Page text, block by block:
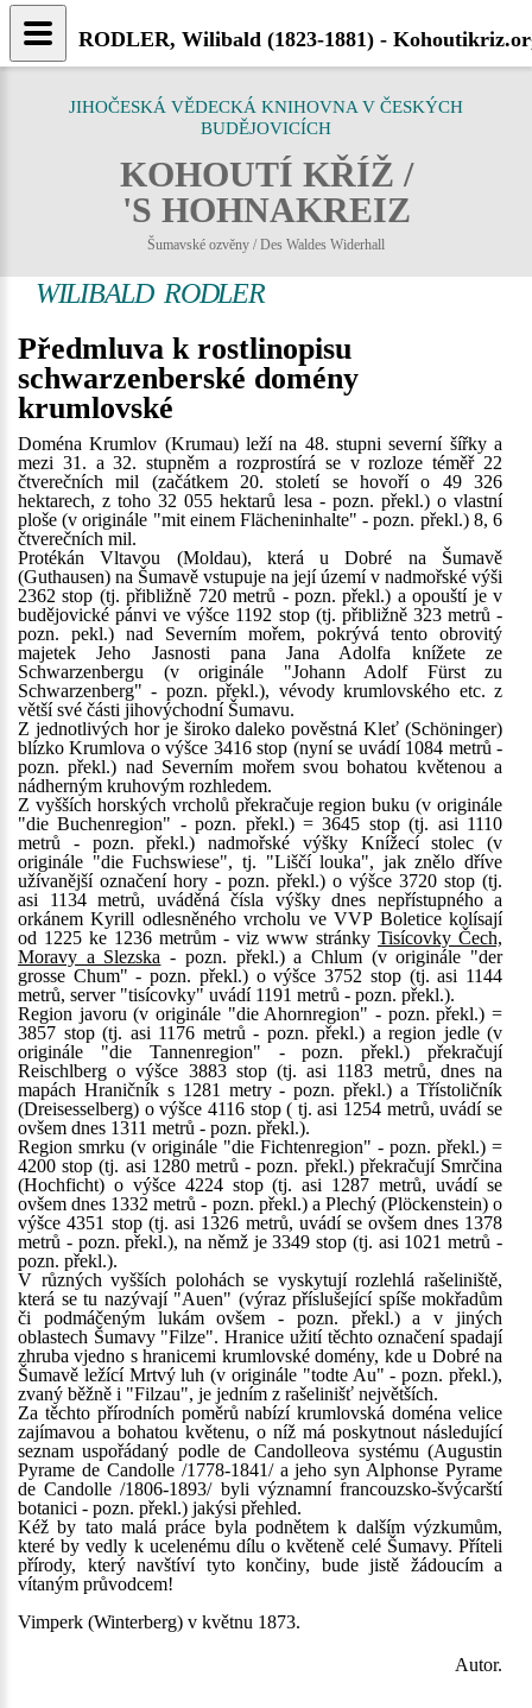
JIHOČESKÁ VĚDECKÁ KNIHOVNA V ČESKÝCH
BUDĚJOVICÍCH
KOHOUTÍ KŘÍŽ /
'S HOHNAKREIZ
Šumavské ozvěny / Des Waldes Widerhall
WILIBALD RODLER
Předmluva k rostlinopisu
schwarzenberské domény
krumlovské
Doména Krumlov (Krumau) leží na 48. stupni severní šířky a
mezi 31. a 32. stupněm a rozprostírá se v rozloze téměř 22
čtverečních mil (začátkem 20. století se hovoří o 49 326
hektarech, z toho 32 055 hektarů lesa - pozn. překl.) o vlastní
ploše (v originále "mit einem Flächeninhalte" - pozn. překl.) 8, 6
čtverečních mil.
Protékán Vltavou (Moldau), která u Dobré na Šumavě
(Guthausen) na Šumavě vstupuje na její území v nadmořské výši
2362 stop (tj. přibližně 720 metrů - pozn. překl.) a opouští je v
budějovické pánvi ve výšce 1192 stop (tj. přibližně 323 metrů -
pozn. pekl.) nad Severním mořem, pokrývá tento obrovitý
majetek Jeho Jasnosti pana Jana Adolfa knížete ze
Schwarzenbergu (v originále "Johann Adolf Fürst zu
Schwarzenberg" - pozn. překl.), vévody krumlovského etc. z
větší své části jihovýchodní Šumavu.
Z jednotlivých hor je široko daleko pověstná Kleť (Schöninger)
blízko Krumlova o výšce 3416 stop (nyní se uvádí 1084 metrů -
pozn. překl.) nad Severním mořem svou bohatou květenou a
nádherným kruhovým rozhledem.
Z vyšších horských vrcholů překračuje region buku (v originále
"die Buchenregion" - pozn. překl.) = 3645 stop (tj. asi 1110
metrů - pozn. překl.) nadmořské výšky Knížecí stolec (v
originále "die Fuchswiese", tj. "Liščí louka", jak znělo dříve
užívanější označení hory - pozn. překl.) o výšce 3720 stop (tj.
asi 1134 metrů, uváděná čísla výšky dnes nepřístupného a
orkánem Kyrill odlesněného vrcholu ve VVP Boletice kolísají
od 1225 ke 1236 metrům - viz www stránky Tisícovky Čech,
Moravy a Slezska - pozn. překl.) a Chlum (v originále "der
grosse Chum" - pozn. překl.) o výšce 3752 stop (tj. asi 1144
metrů, server "tisícovky" uvádí 1191 metrů - pozn. překl.).
Region javoru (v originále "die Ahornregion" - pozn. překl.) =
3857 stop (tj. asi 1176 metrů - pozn. překl.) a region jedle (v
originále "die Tannenregion" - pozn. překl.) překračují
Reischlberg o výšce 3883 stop (tj. asi 1183 metrů, dnes na
mapách Hraničník s 1281 metry - pozn. překl.) a Třístoličník
(Dreisesselberg) o výšce 4116 stop ( tj. asi 1254 metrů, uvádí se
ovšem dnes 1311 metrů - pozn. překl.).
Region smrku (v originále "die Fichtenregion" - pozn. překl.) =
4200 stop (tj. asi 1280 metrů - pozn. překl.) překračují Smrčina
(Hochficht) o výšce 4224 stop (tj. asi 1287 metrů, uvádí se
ovšem dnes 1332 metrů - pozn. překl.) a Plechý (Plöckenstein) o
výšce 4351 stop (tj. asi 1326 metrů, uvádí se ovšem dnes 1378
metrů - pozn. překl.), na němž je 3349 stop (tj. asi 1021 metrů -
pozn. překl.).
V různých vyšších polohách se vyskytují rozlehlá rašeliniště,
která se tu nazývají "Auen" (výraz příslušející spíše mokřadům
či podmáčeným lukám ovšem - pozn. překl.) a v jiných
oblastech Šumavy "Filze". Hranice užití těchto označení spadají
zhruba vjedno s hranicemi krumlovské domény, kde u Dobré na
Šumavě ležící Mrtvý luh (v originále "todte Au" - pozn. překl.),
zvaný běžně i "Filzau", je jedním z rašelinišť největších.
Za těchto přírodních poměrů nabízí krumlovská doména velice
zajímavou a bohatou květenu, o níž má poskytnout následující
seznam uspořádaný podle de Candolleova systému (Augustin
Pyrame de Candolle /1778-1841/ a jeho syn Alphonse Pyrame
de Candolle /1806-1893/ byli významní francouzsko-švýcarští
botanici - pozn. překl.) jakýsi přehled.
Kéž by tato malá práce byla podnětem k dalším výzkumům,
které by vedly k ucelenému dílu o květeně celé Šumavy. Příteli
přírody, který navštíví tyto končiny, bude jistě žádoucím a
vítaným průvodcem!
Vimperk (Winterberg) v květnu 1873.
Autor.
RODLER, Wilibald (1823-1881) -